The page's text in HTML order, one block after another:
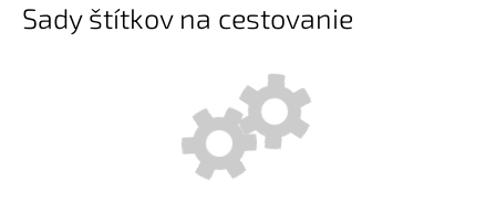
Sady štítkov na cestovanie